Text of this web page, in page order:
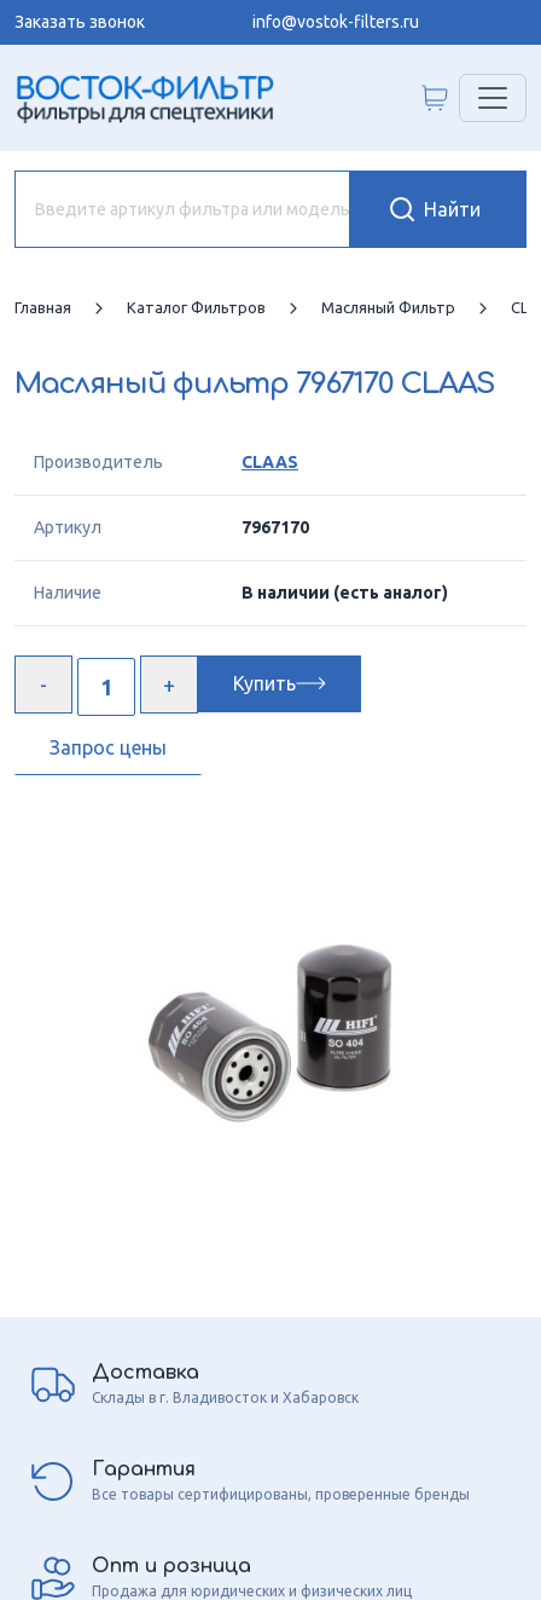
Заказать звонок info@vostok-filters.ru
Главная Каталог Фильтров Масляный Фильтр
Масляный фильтр 7967170 CLAAS
Производитель CLAAS
Артикул 7967170
Наличие В наличии (есть аналог)
Купить
Запрос цены
Доставка
Склады в г. Владивосток и Хабаровск
Гарантия
Все товары сертифицированы, проверенные бренды
Опт и розница
Продажа для юридических и физических лиц